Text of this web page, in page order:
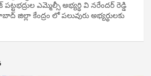
ఎమ్మెల్సీ అభ్యర్థి వి నరేందర్ రెడ్డి
జిల్లా కేంద్రం లో పలువురు అభ్యర్థులకు